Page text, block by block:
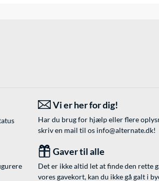
Vi er her for dig!
Har du brug for hjælp eller flere
skriv en mail til os info@alternate.dk!
Gaver til alle
Det er ikke altid let at finde den rette
vores gavekort, kan du ikke gå galt i